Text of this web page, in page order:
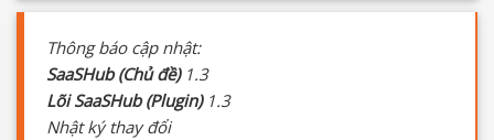
Thông báo cập nhật:
SaaSHub (Chủ đề)1.3
Lõi SaaSHub (Plugin)1.3
Nhật ký thay đổi